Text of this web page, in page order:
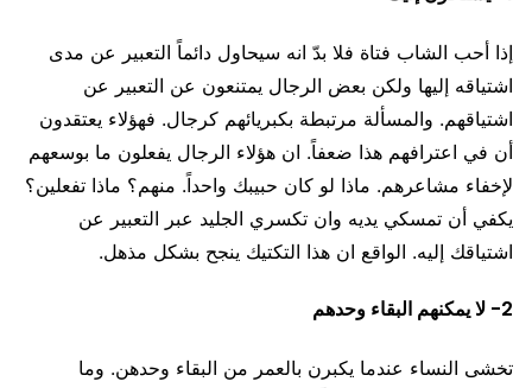
إذا أحب الشاب فتاة فلا بدّ انه سيحاول دائماً التعبير عن مدى
اشتياقه إليها ولكن بعض الرجال يمتنعون عن التعبير عن
اشتياقهم. والمسألة مرتبطة بكبريائهم كرجال. فهؤلاء يعتقدون
أن في اعترافهم هذا ضعفاً. ان هؤلاء الرجال يفعلون ما بوسعهم
لإخفاء مشاعرهم. ماذا لو كان حبيبك واحداً. منهم؟ ماذا تفعلين؟
يكفي أن تمسكي يديه وان تكسري الجليد عبر التعبير عن
اشتياقك إليه. الواقع ان هذا التكتيك ينجح بشكل مذهل.
2- لا يمكنهم البقاء وحدهم
تخشى النساء عندما يكبرن بالعمر من البقاء وحدهن. وما